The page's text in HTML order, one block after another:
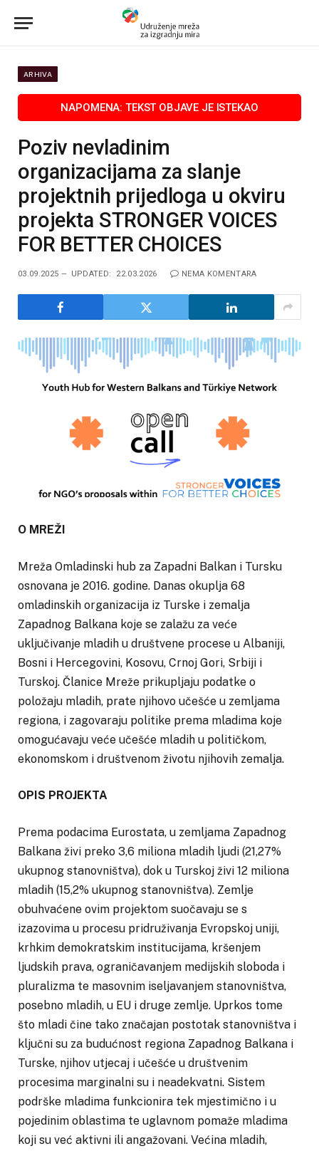
ARHIVA
Poziv nevladinim
organizacijama za slanje
projektnih prijedloga u okviru
projekta STRONGER VOICES
FOR BETTER CHOICES
03.09.2025 UPDATED: 22.03.2026 NEMA KOMENTARA
O MREŽI
Mreža Omladinski hub za Zapadni Balkan i Tursku
osnovana je 2016. godine. Danas okuplja 68
omladinskih organizacija iz Turske i zemalja
Zapadnog Balkana koje se zalažu za veće
uključivanje mladih u društvene procese u Albaniji,
Bosni i Hercegovini, Kosovu, Crnoj Gori, Srbiji i
Turskoj. Članice Mreže prikupljaju podatke o
položaju mladih, prate njihovo učešće u zemljama
regiona, i zagovaraju politike prema mladima koje
omogućavaju veće učešće mladih u političkom,
ekonomskom i društvenom životu njihovih zemalja.
OPIS PROJEKTA
Prema podacima Eurostata, u zemljama Zapadnog
Balkana živi preko 3,6 miliona mladih ljudi (21,27%
ukupnog stanovništva), dok u Turskoj živi 12 miliona
mladih (15,2% ukupnog stanovništva). Zemlje
obuhvaćene ovim projektom suočavaju se s
izazovima u procesu pridruživanja Evropskoj uniji,
krhkim demokratskim institucijama, kršenjem
ljudskih prava, ograničavanjem medijskih sloboda i
pluralizma te masovnim iseljavanjem stanovništva,
posebno mladih, u EU i druge zemlje. Uprkos tome
što mladi čine tako značajan postotak stanovništva i
ključni su za budućnost regiona Zapadnog Balkana i
Turske, njihov utjecaj i učešće u društvenim
procesima marginalni su i neadekvatni. Sistem
podrške mladima funkcionira tek mjestimično i u
pojedinim oblastima te uglavnom pomaže mladima
koji su već aktivni ili angažovani. Većina mladih,